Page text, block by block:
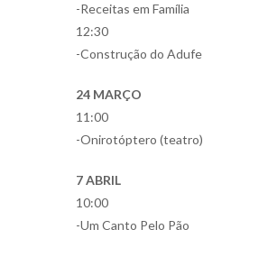
-Receitas em Família
12:30
-Construção do Adufe
24 MARÇO
11:00
-Onirotóptero (teatro)
7 ABRIL
10:00
-Um Canto Pelo Pão